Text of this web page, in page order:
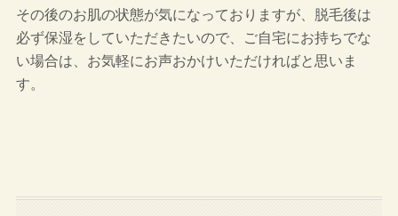
その後のお肌の状態が気になっておりますが、脱毛後は
必ず保湿をしていただきたいので、ご自宅にお持ちでな
い場合は、お気軽にお声おかけいただければと思いま
す。